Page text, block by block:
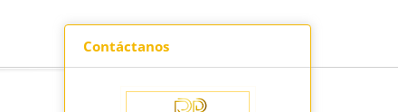
Contáctanos